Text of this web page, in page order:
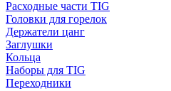
Расходные части TIG
Головки для горелок
Держатели цанг
Заглушки
Кольца
Наборы для TIG
Переходники